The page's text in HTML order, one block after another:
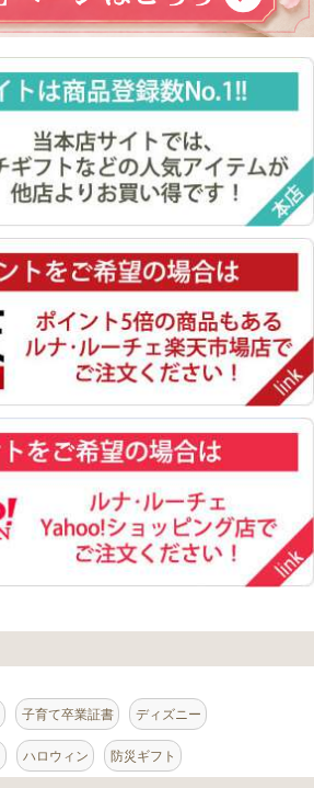
子育て卒業証書 ディズニー
ハロウィン 防災ギフト